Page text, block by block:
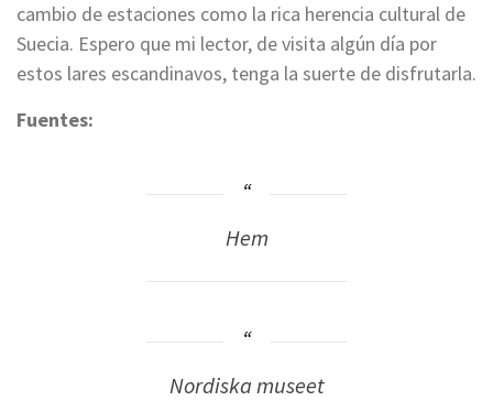
cambio de estaciones como la rica herencia cultural de
Suecia. Espero que mi lector, de visita algún día por
estos lares escandinavos, tenga la suerte de disfrutarla.
Fuentes:
Hem
Nordiska museet